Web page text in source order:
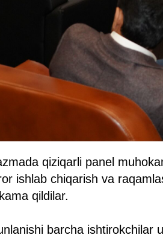
qiziqarli panel
ishlab chiqarish va
qildilar.
barcha ishtirokchilar